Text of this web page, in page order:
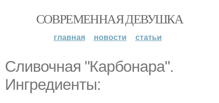
СОВРЕМЕННАЯ ДЕВУШКА
главная новости статьи
Сливочная "Карбонара".
Ингредиенты: